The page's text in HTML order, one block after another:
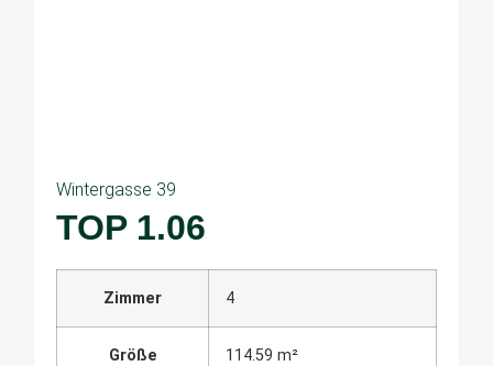
Wintergasse 39
TOP 1.06
Zimmer 4
Größe 114.59 m²